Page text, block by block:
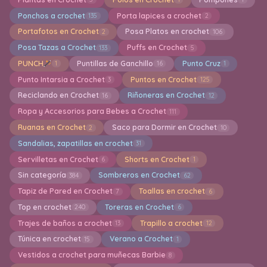
Ponchos a crochet 135 Porta lapices a crochet 2
Portafotos en Crochet 2 Posa Platos en crochet 106
Posa Tazas a Crochet 133 Puffs en Crochet 5
PUNCH 1 Puntillas de Ganchillo 16 Punto Cruz 1
Punto Intarsia a Crochet 3 Puntos en Crochet 125
Reciclando en Crochet 16 Riñoneras en Crochet 12
Ropa y Accesorios para Bebes a Crochet 111
Ruanas en Crochet 2 Saco para Dormir en Crochet 10
Sandalias, zapatillas en crochet 31
Servilletas en Crochet 6 Shorts en Crochet 1
Sin categoría 384 Sombreros en Crochet 62
Tapiz de Pared en Crochet 7 Toallas en crochet 6
Top en crochet 240 Toreras en Crochet 6
Trajes de baños a crochet 13 Trapillo a crochet 12
Túnica en crochet 15 Verano a Crochet 1
Vestidos a crochet para muñecas Barbie 8